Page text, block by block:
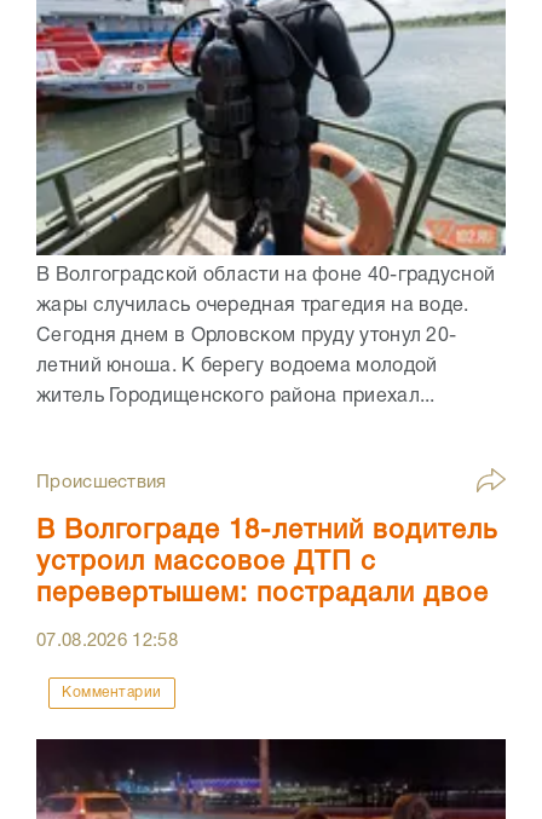
В Волгоградской области на фоне 40-градусной
жары случилась очередная трагедия на воде.
Сегодня днем в Орловском пруду утонул 20-
летний юноша. К берегу водоема молодой
житель Городищенского района приехал...
Происшествия
В Волгограде 18-летний водитель
устроил массовое ДТП с
перевертышем: пострадали двое
07.08.2026 12:58
Комментарии